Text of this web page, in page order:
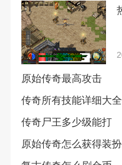
原始传奇最高攻击
传奇所有技能详细大全
传奇尸王多少级能打
原始传奇怎么获得装